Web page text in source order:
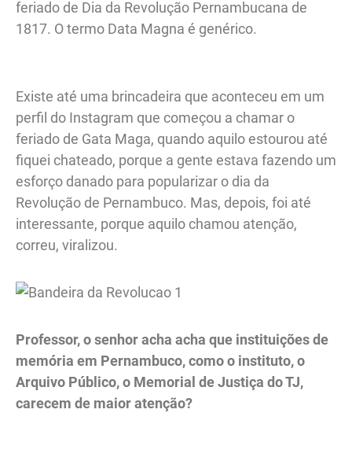
feriado de Dia da Revolução Pernambucana de
1817. O termo Data Magna é genérico.
Existe até uma brincadeira que aconteceu em um
perfil do Instagram que começou a chamar o
feriado de Gata Maga, quando aquilo estourou até
fiquei chateado, porque a gente estava fazendo um
esforço danado para popularizar o dia da
Revolução de Pernambuco. Mas, depois, foi até
interessante, porque aquilo chamou atenção,
correu, viralizou.
Professor, o senhor acha acha que instituições de
memória em Pernambuco, como o instituto, o
Arquivo Público, o Memorial de Justiça do TJ,
carecem de maior atenção?